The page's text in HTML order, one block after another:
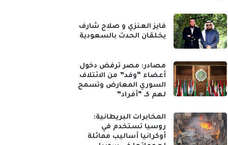
فايز العنزي و صلاح شارف
يخلقان الحدث بالسعودية
مصادر: مصر ترفض دخول
أعضاء “وفد” من الائتلاف
السوري المعارض وتسمح
لهم كـ “أفراد”
المخابرات البريطانية:
روسيا تستخدم في
أوكرانيا أساليب مماثلة